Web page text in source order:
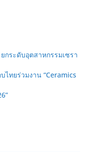
ระดับอุตสาหกรรมเซรา
ทยร่วมงาน “Ceramics